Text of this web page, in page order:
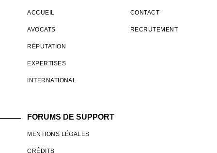
ACCUEIL
AVOCATS
RÉPUTATION
EXPERTISES
INTERNATIONAL
CONTACT
RECRUTEMENT
FORUMS DE SUPPORT
MENTIONS LÉGALES
CRÉDITS